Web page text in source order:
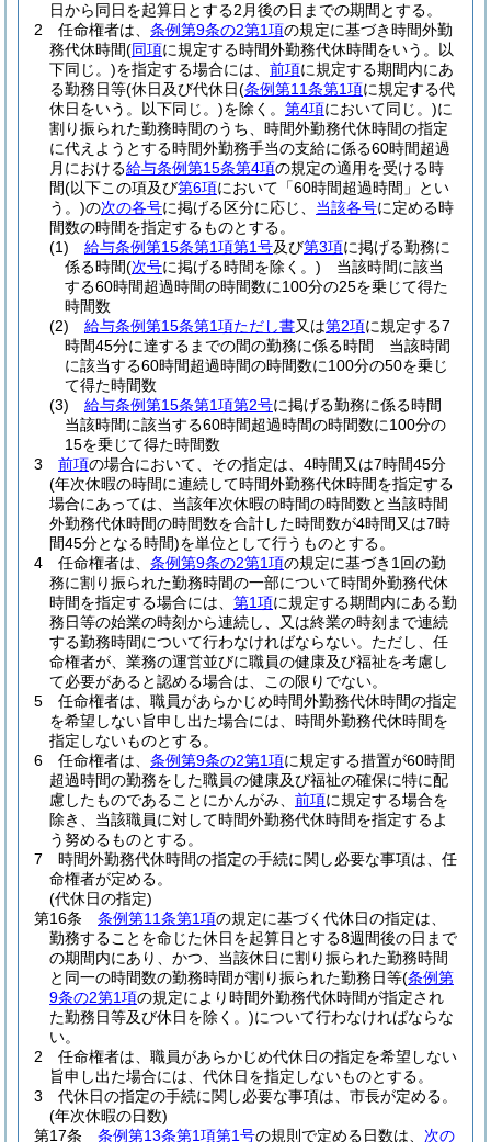
日から同日を起算日とする2月後の日までの期間とする。
2
任命権者は、 条例第9条の2第1項の規定に基づき時間外勤
務代休時間(同項に規定する時間外勤務代休時間をいう。以
下同じ。)を指定する場合には、 前項に規定する期間内にあ
る勤務日等(休日及び代休日(条例第11条第1項に規定する代
休日をいう。以下同じ。)を除く。 第4項において同じ。)に
割り振られた勤務時間のうち、時間外勤務代休時間の指定
に代えようとする時間外勤務手当の支給に係る60時間超過
月における給与条例第15条第4項の規定の適用を受ける時
間(以下この項及び第6項において「60時間超過時間」とい
う。)の次の各号に掲げる区分に応じ、 当該各号に定める時
間数の時間を指定するものとする。
(1)
給与条例第15条第1項第1号及び第3項に掲げる勤務に
係る時間(次号に掲げる時間を除く。) 当該時間に該当
する60時間超過時間の時間数に100分の25を乗じて得た
時間数
(2)
給与条例第15条第1項ただし書又は第2項に規定する7
時間45分に達するまでの間の勤務に係る時間 当該時間
に該当する60時間超過時間の時間数に100分の50を乗じ
て得た時間数
(3)
給与条例第15条第1項第2号に掲げる勤務に係る時間
当該時間に該当する60時間超過時間の時間数に100分の
15を乗じて得た時間数
3
前項の場合において、その指定は、4時間又は7時間45分
(年次休暇の時間に連続して時間外勤務代休時間を指定する
場合にあっては、当該年次休暇の時間の時間数と当該時間
外勤務代休時間の時間数を合計した時間数が4時間又は7時
間45分となる時間)を単位として行うものとする。
4
任命権者は、 条例第9条の2第1項の規定に基づき1回の勤
務に割り振られた勤務時間の一部について時間外勤務代休
時間を指定する場合には、 第1項に規定する期間内にある勤
務日等の始業の時刻から連続し、又は終業の時刻まで連続
する勤務時間について行わなければならない。 ただし、任
命権者が、業務の運営並びに職員の健康及び福祉を考慮し
て必要があると認める場合は、この限りでない。
5
任命権者は、職員があらかじめ時間外勤務代休時間の指定
を希望しない旨申し出た場合には、時間外勤務代休時間を
指定しないものとする。
6
任命権者は、 条例第9条の2第1項に規定する措置が60時間
超過時間の勤務をした職員の健康及び福祉の確保に特に配
慮したものであることにかんがみ、 前項に規定する場合を
除き、当該職員に対して時間外勤務代休時間を指定するよ
う努めるものとする。
7
時間外勤務代休時間の指定の手続に関し必要な事項は、任
命権者が定める。
(代休日の指定)
第16条
条例第11条第1項の規定に基づく代休日の指定は、
勤務することを命じた休日を起算日とする8週間後の日まで
の期間内にあり、かつ、当該休日に割り振られた勤務時間
と同一の時間数の勤務時間が割り振られた勤務日等(条例第
9条の2第1項の規定により時間外勤務代休時間が指定され
た勤務日等及び休日を除く。)について行わなければならな
い。
2
任命権者は、職員があらかじめ代休日の指定を希望しない
旨申し出た場合には、代休日を指定しないものとする。
3
代休日の指定の手続に関し必要な事項は、市長が定める。
(年次休暇の日数)
第17条
条例第13条第1項第1号の規則で定める日数は、 次の